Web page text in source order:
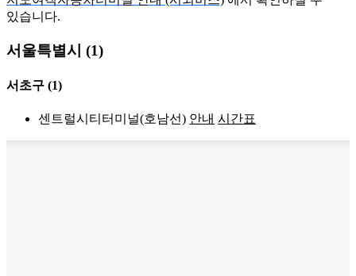
있습니다.
서울특별시 (1)
서초구 (1)
센트럴시티터미널(호남선) 안내 시간표